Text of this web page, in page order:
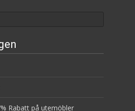
Rabatt på utemöbler